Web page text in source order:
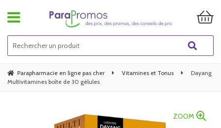
Parapharmacie en ligne pas cher Vitamines et Tonus
Dayang
Multivitamines boîte de 30 gélules
ZOOM